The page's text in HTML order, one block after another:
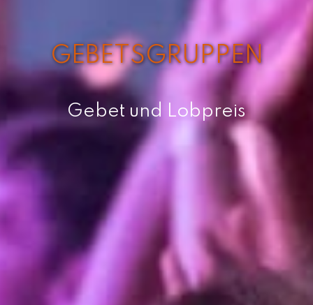
GEBETSGRUPPEN
Gebet und Lobpreis